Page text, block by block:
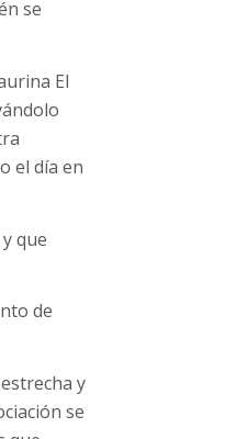
se
El
el día en
que
de
y
se